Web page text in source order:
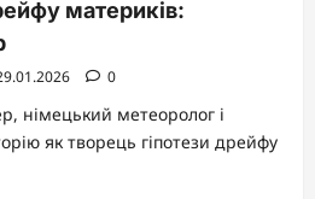
материків:
0
німецький метеоролог і
як творець гіпотези дрейфу